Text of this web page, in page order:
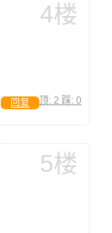
4楼
顶: 2 踩: 0
回复
5楼